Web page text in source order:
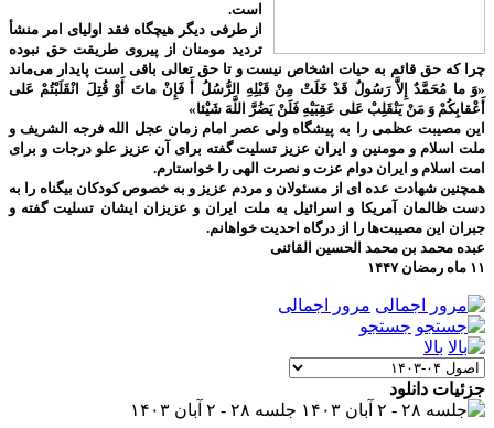
است.
از طرفی دیگر هیچگاه فقد اولیای امر منشأ
تردید مومنان از پیروی طریقت حق نبوده
چرا که حق قائم به حیات اشخاص نیست و تا حق تعالی باقی است پایدار می‌ماند
«وَ ما مُحَمَّدٌ إِلاَّ رَسُولٌ قَدْ خَلَتْ مِنْ قَبْلِهِ الرُّسُلُ أَ فَإِنْ ماتَ أَوْ قُتِلَ انْقَلَبْتُمْ عَلى‌
أَعْقابِكُمْ وَ مَنْ يَنْقَلِبْ عَلى‌ عَقِبَيْهِ فَلَنْ يَضُرَّ اللَّهَ شَيْئا»
این مصیبت عظمی را به پیشگاه ولی عصر امام زمان عجل الله فرجه الشریف و
ملت اسلام و مومنین و ایران عزیز تسلیت گفته برای آن عزیز علو درجات و برای
امت اسلام و ایران دوام عزت و نصرت الهی را خواستارم.
همچنین شهادت عده ای از مسئولان و مردم عزیز و به خصوص کودکان بیگناه را به
دست ظالمان آمریکا و اسرائیل به ملت ایران و عزیزان ایشان تسلیت گفته و
جبران این مصیبت‌ها را از درگاه احدیت خواهانم.
عبده محمد بن محمد الحسین القائنی
۱۱ ماه رمضان ۱۴۴۷
مرور اجمالی
جستجو
بالا
جزئيات دانلود
جلسه ۲۸ - ۲ آبان ۱۴۰۳